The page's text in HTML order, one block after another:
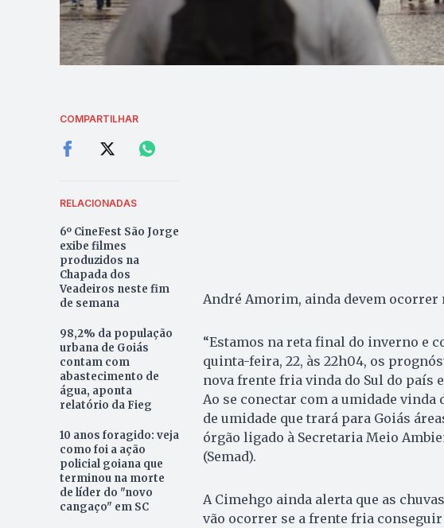
COMPARTILHAR
RELACIONADAS
6º CineFest São Jorge
exibe filmes
produzidos na
Chapada dos
Veadeiros neste fim
de semana
98,2% da população
urbana de Goiás
contam com
abastecimento de
água, aponta
relatório da Fieg
10 anos foragido: veja
como foi a ação
policial goiana que
terminou na morte
de líder do "novo
cangaço" em SC
André Amorim, ainda devem
“Estamos na reta final do inverno e
quinta-feira, 22, às 22h04, os
nova frente fria vinda do Sul do país
Ao se conectar com a umidade
de umidade que trará para Goiás
órgão ligado à Secretaria Meio
(Semad).
A Cimehgo ainda alerta que as
vão ocorrer se a frente fria conseguir